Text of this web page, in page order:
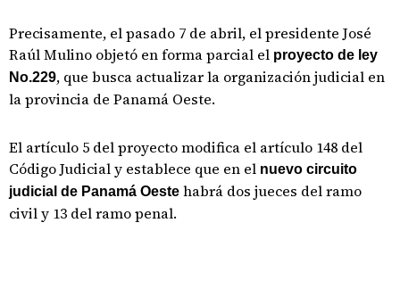
Precisamente, el pasado 7 de abril, el presidente José
Raúl Mulino objetó en forma parcial el proyecto de ley
No.229, que busca actualizar la organización judicial en
la provincia de Panamá Oeste.
El artículo 5 del proyecto modifica el artículo 148 del
Código Judicial y establece que en el nuevo circuito
judicial de Panamá Oeste habrá dos jueces del ramo
civil y 13 del ramo penal.